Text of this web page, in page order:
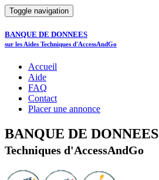
Toggle navigation
BANQUE DE DONNEES
sur les Aides Techniques d'AccessAndGo
Accueil
Aide
FAQ
Contact
Placer une annonce
BANQUE DE DONNEES
Techniques d'AccessAndGo